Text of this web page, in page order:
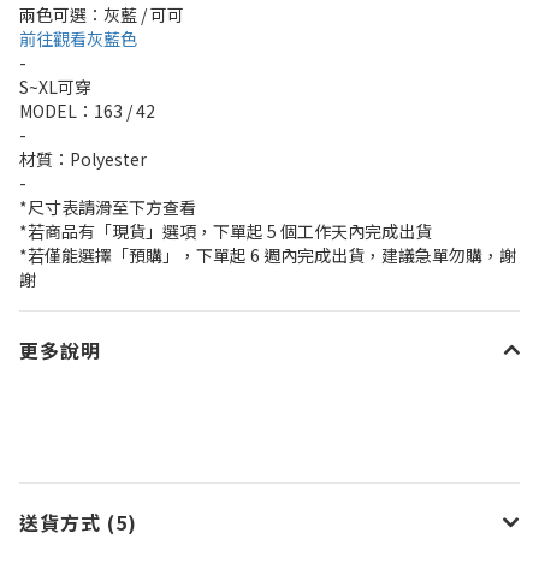
兩色可選：灰藍 / 可可
前往觀看灰藍色
-
S~XL可穿
MODEL：163 / 42
-
材質：Polyester
-
*尺寸表請滑至下方查看
*若商品有「現貨」選項，下單起 5 個工作天內完成出貨
*若僅能選擇「預購」，下單起 6 週內完成出貨，建議急單勿購，謝
謝
更多說明
送貨方式 (5)